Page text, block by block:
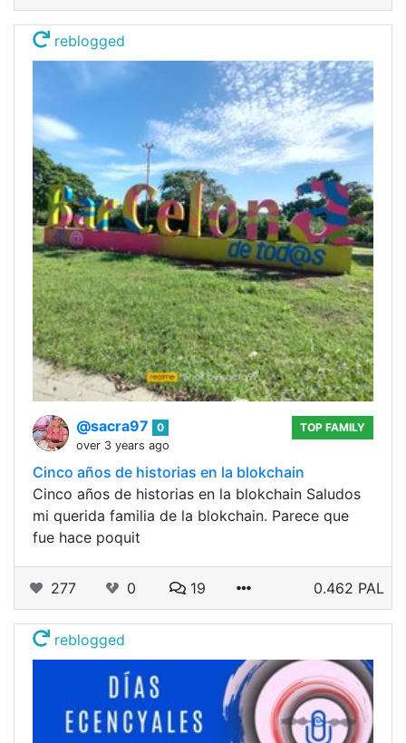
reblogged
@sacra97
0
over 3 years ago
TOP FAMILY
Cinco años de historias en la blokchain
Cinco años de historias en la blokchain Saludos
mi querida familia de la blokchain. Parece que
fue hace poquit
277 0 19 0.462 PAL
reblogged